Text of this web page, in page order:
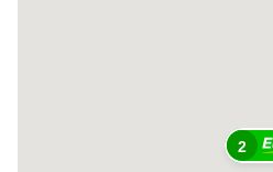
2